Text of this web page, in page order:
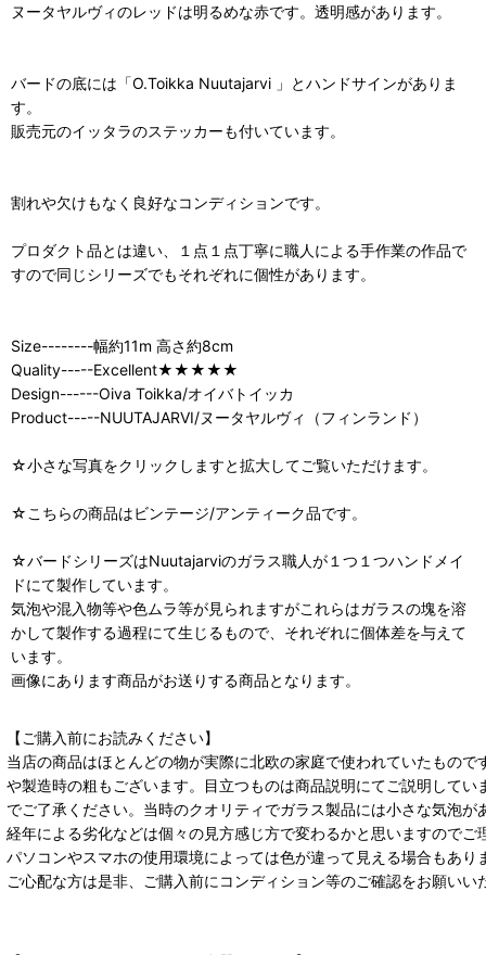
ヌータヤルヴィのレッドは明るめな赤です。透明感があります。
バードの底には「O.Toikka Nuutajarvi 」とハンドサインがありま
す。
販売元のイッタラのステッカーも付いています。
割れや欠けもなく良好なコンディションです。
プロダクト品とは違い、１点１点丁寧に職人による手作業の作品で
すので同じシリーズでもそれぞれに個性があります。
Size--------幅約11m 高さ約8cm
Quality-----Excellent★★★★★
Design------Oiva Toikka/オイバトイッカ
Product-----NUUTAJARVI/ヌータヤルヴィ（フィンランド）
☆小さな写真をクリックしますと拡大してご覧いただけます。
☆こちらの商品はビンテージ/アンティーク品です。
☆バードシリーズはNuutajarviのガラス職人が１つ１つハンドメイ
ドにて製作しています。
気泡や混入物等や色ムラ等が見られますがこれらはガラスの塊を溶
かして製作する過程にて生じるもので、それぞれに個体差を与えて
います。
画像にあります商品がお送りする商品となります。
【ご購入前にお読みください】
当店の商品はほとんどの物が実際に北欧の家庭で使われていたもの
や製造時の粗もございます。目立つものは商品説明にてご説明して
でご了承ください。当時のクオリティでガラス製品には小さな気泡が
経年による劣化などは個々の見方感じ方で変わるかと思いますのでご
パソコンやスマホの使用環境によっては色が違って見える場合もあ
ご心配な方は是非、ご購入前にコンディション等のご確認をお願い